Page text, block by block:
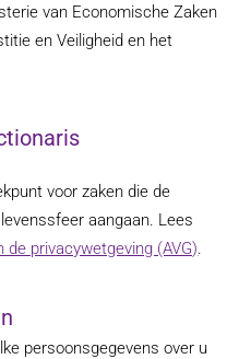
van Economische Zaken
en Veiligheid en het
voor zaken die de
aangaan. Lees
de privacywetgeving (AVG).
persoonsgegevens over u